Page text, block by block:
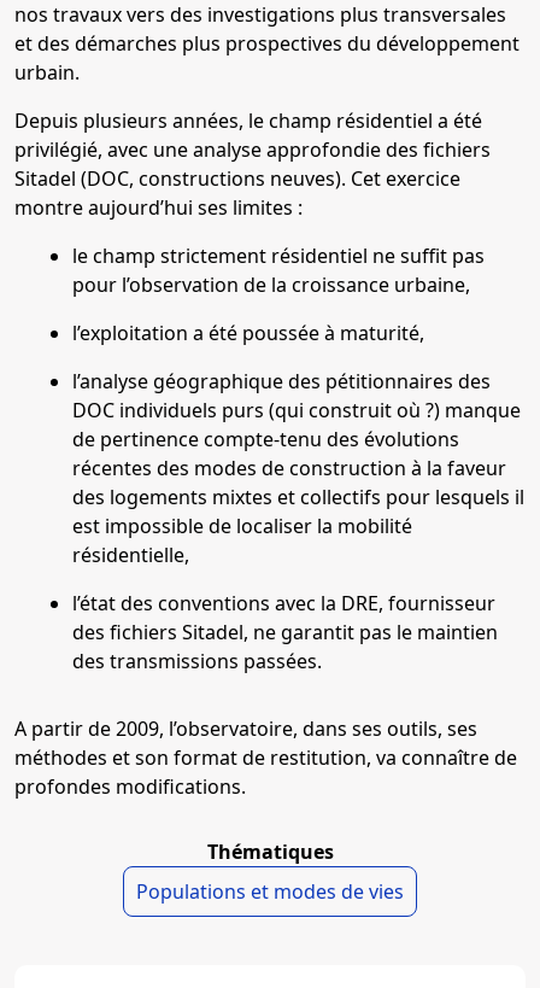
nos travaux vers des investigations plus transversales
et des démarches plus prospectives du développement
urbain.
Depuis plusieurs années, le champ résidentiel a été
privilégié, avec une analyse approfondie des fichiers
Sitadel (DOC, constructions neuves). Cet exercice
montre aujourd’hui ses limites :
le champ strictement résidentiel ne suffit pas
pour l’observation de la croissance urbaine,
l’exploitation a été poussée à maturité,
l’analyse géographique des pétitionnaires des
DOC individuels purs (qui construit où ?) manque
de pertinence compte-tenu des évolutions
récentes des modes de construction à la faveur
des logements mixtes et collectifs pour lesquels il
est impossible de localiser la mobilité
résidentielle,
l’état des conventions avec la DRE, fournisseur
des fichiers Sitadel, ne garantit pas le maintien
des transmissions passées.
A partir de 2009, l’observatoire, dans ses outils, ses
méthodes et son format de restitution, va connaître de
profondes modifications.
Thématiques
Populations et modes de vies